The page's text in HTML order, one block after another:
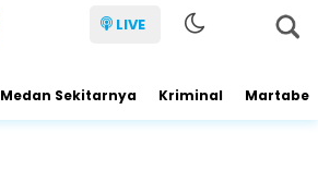
LIVE
Medan Sekitarnya Kriminal Martabe